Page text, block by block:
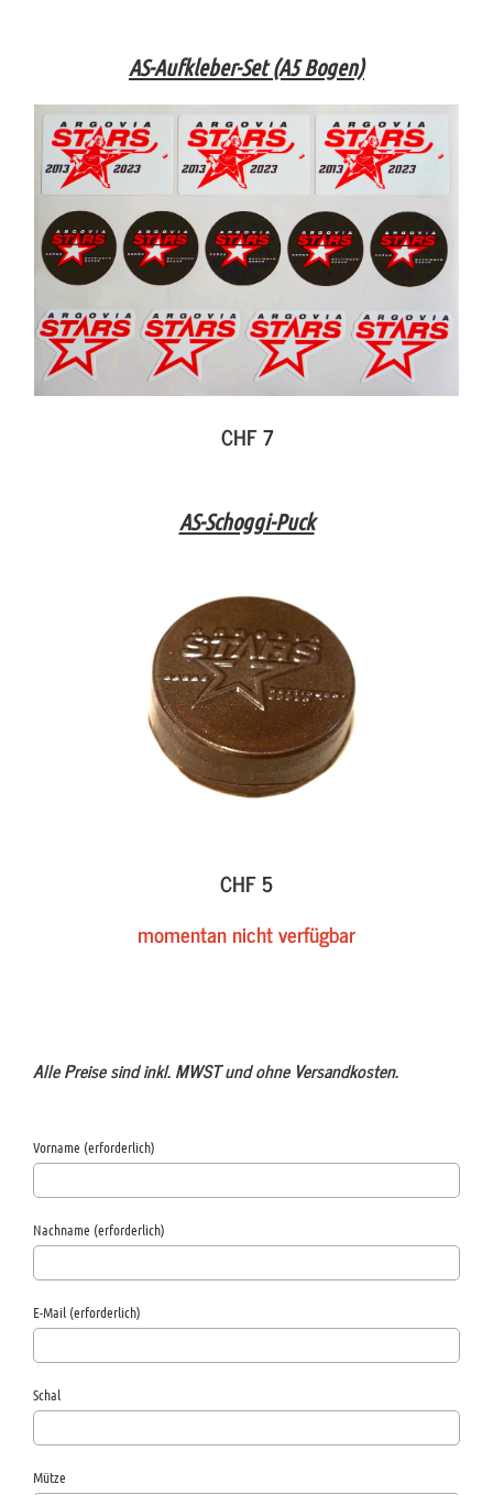
AS-Aufkleber-Set (A5 Bogen)
CHF 7
AS-Schoggi-Puck
CHF 5
momentan nicht verfügbar
Alle Preise sind inkl. MWST und ohne Versandkosten.
Vorname (erforderlich)
Nachname (erforderlich)
E-Mail (erforderlich)
Schal
Mütze